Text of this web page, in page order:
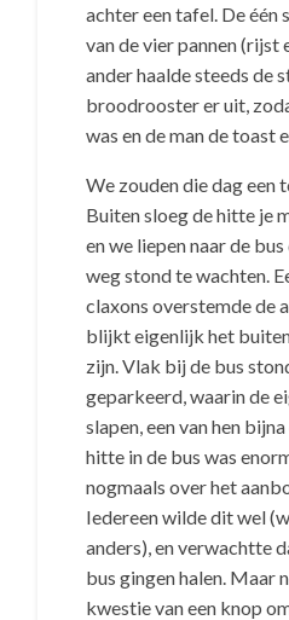
achter een tafel. De één
van de vier pannen (rijst
ander haalde steeds de
broodrooster er uit,
was en de man de toast
We zouden die dag een
Buiten sloeg de hitte je
en we liepen naar de
weg stond te wachten.
claxons overstemde de
blijkt eigenlijk het
zijn. Vlak bij de bus
geparkeerd, waarin de
slapen, een van hen
hitte in de bus was
nogmaals over het
Iedereen wilde dit wel
anders), en verwachtte
bus gingen halen. Maar
kwestie van een knop